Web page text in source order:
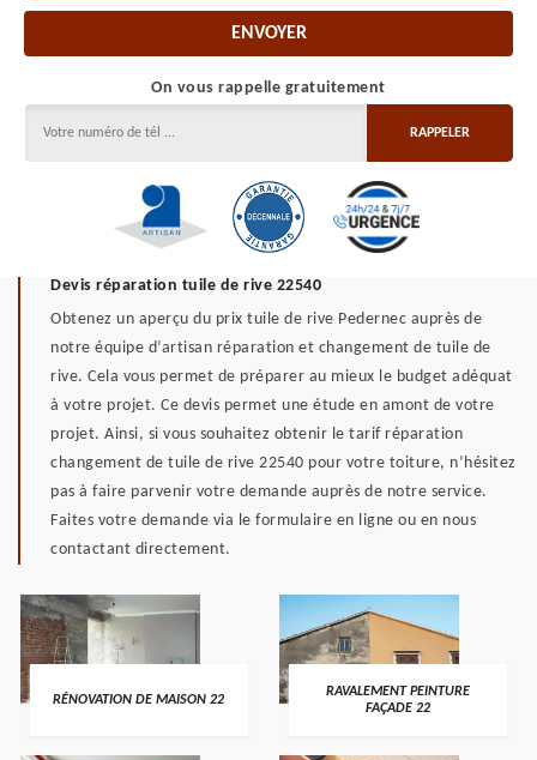
On vous rappelle gratuitement
Devis réparation tuile de rive 22540
Obtenez un aperçu du prix tuile de rive Pedernec auprès de
notre équipe d’artisan réparation et changement de tuile de
rive. Cela vous permet de préparer au mieux le budget adéquat
à votre projet. Ce devis permet une étude en amont de votre
projet. Ainsi, si vous souhaitez obtenir le tarif réparation
changement de tuile de rive 22540 pour votre toiture, n’hésitez
pas à faire parvenir votre demande auprès de notre service.
Faites votre demande via le formulaire en ligne ou en nous
contactant directement.
RÉNOVATION DE MAISON 22
RAVALEMENT PEINTURE
FAÇADE 22